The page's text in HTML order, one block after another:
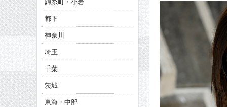
CINEMA×STYLE 285号
CINEMA×STYLE 294号
都下
神奈川
埼玉
千葉
茨城
東海・中部